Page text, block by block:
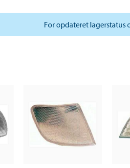
For opdateret